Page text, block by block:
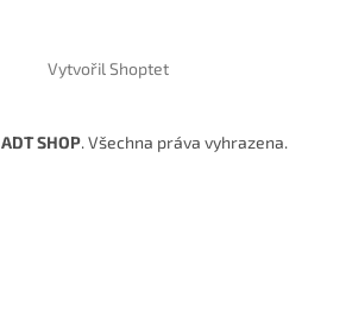
Vytvořil Shoptet
ADT SHOP. Všechna práva vyhrazena.